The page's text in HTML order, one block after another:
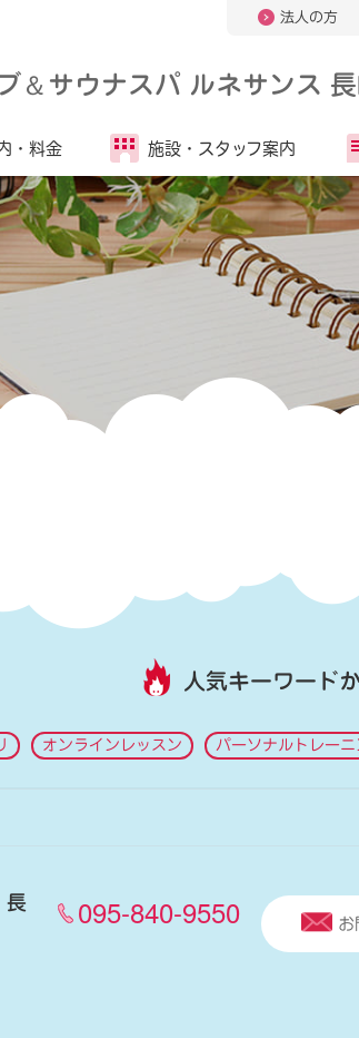
法人の方
＆サウナスパ ルネサンス
・ 料金 施設・ スタッフ案内
人気キーワード
オンラインレッスン パーソナルトレーニ
長 095-840-9550 お